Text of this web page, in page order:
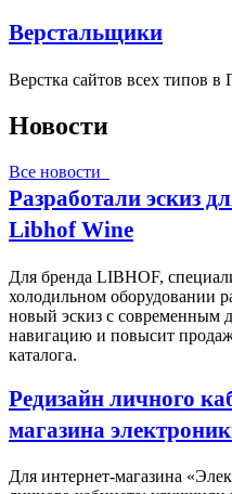
Верстальщики
Верстка сайтов всех типов в
Новости
Все новости
Разработали эскиз
Libhof Wine
Для бренда LIBHOF,
холодильном оборудовании
новый эскиз с современным
навигацию и повысит
каталога.
Редизайн личного
магазина
Для интернет-магазина